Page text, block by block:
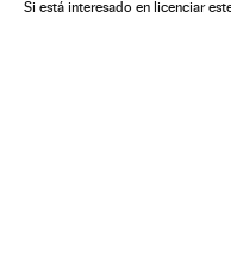
Si está interesado en licenciar